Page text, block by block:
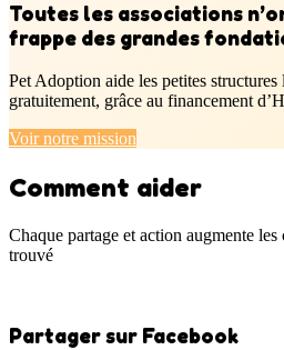
Toutes les associations
frappe des grandes
Pet Adoption aide les petites
gratuitement, grâce au financement
Voir notre mission
Comment aider
Chaque partage et action augmente
trouvé
Partager sur Facebook